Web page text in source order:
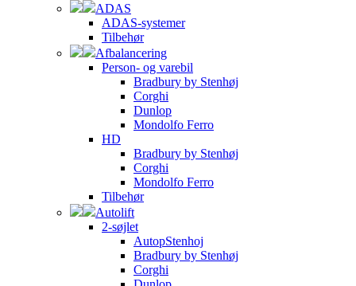
ADAS
ADAS-systemer
Tilbehør
Afbalancering
Person- og varebil
Bradbury by Stenhøj
Corghi
Dunlop
Mondolfo Ferro
HD
Bradbury by Stenhøj
Corghi
Mondolfo Ferro
Tilbehør
Autolift
2-søjlet
AutopStenhoj
Bradbury by Stenhøj
Corghi